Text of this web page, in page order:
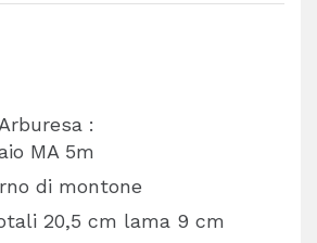
:
MA 5m
di montone
20,5 cm lama 9 cm